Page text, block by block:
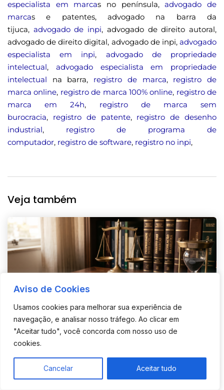
Aviso de Cookies
Usamos cookies para melhorar sua experiência de
navegação, e analisar nosso tráfego. Ao clicar em
"Aceitar tudo", você concorda com nosso uso de
cookies.
Cancelar Aceitar tudo
especialista em marcas no península,advogado de
marcas e patentes, advogado na barra da
tijuca, advogado de inpi, advogado de direito autoral,
advogado de direito digital, advogado de inpi, advogado
especialista em inpi, advogado de propriedade
intelectual, advogado especialista em propriedade
intelectual na barra, registro de marca, registro de
marca online, registro de marca 100% online, registro de
marca em 24h, registro de marca sem
burocracia, registro de patente, registro de desenho
industrial, registro de programa de
computador, registro de software, registro no inpi,
Veja também
Manifestação sobre Oposição ao Pedido de
Registro de Marca: o que está em jogo
PT Olá, precisa de ajuda?